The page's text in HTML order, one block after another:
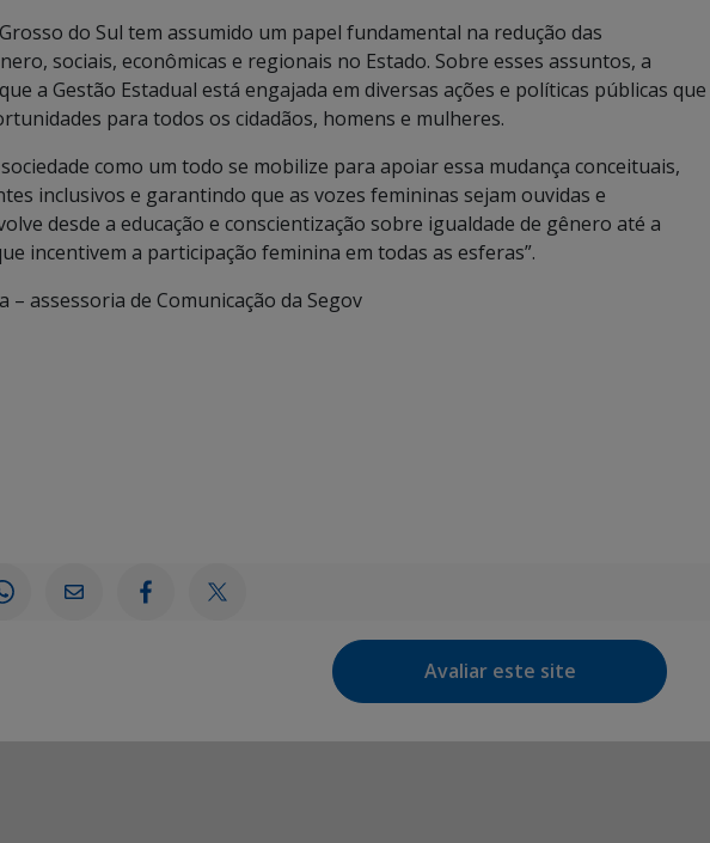
do Sul tem assumido um papel fundamental na redução das
sociais, econômicas e regionais no Estado. Sobre esses assuntos, a
a Gestão Estadual está engajada em diversas ações e políticas públicas que
para todos os cidadãos, homens e mulheres.
como um todo se mobilize para apoiar essa mudança conceituais,
inclusivos e garantindo que as vozes femininas sejam ouvidas e
desde a educação e conscientização sobre igualdade de gênero até a
incentivem a participação feminina em todas as esferas”.
assessoria de Comunicação da Segov
Avaliar este site